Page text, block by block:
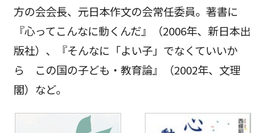
方の会会長、元日本作文の会常任委員。著書に
『心ってこんなに動くんだ』（2006年、新日本出
版社）、『そんなに「よい子」でなくていいか
ら この国の子ども・教育論』（2002年、文理
閣）など。